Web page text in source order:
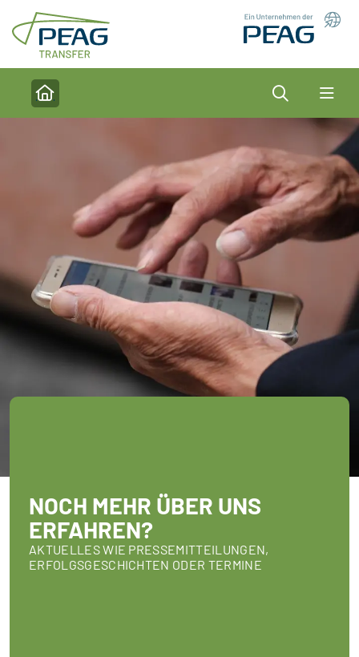
Direkt zu den Inhalten springen
Home
Suche
NOCH MEHR ÜBER UNS
ERFAHREN?
AKTUELLES WIE PRESSEMITTEILUNGEN,
ERFOLGSGESCHICHTEN ODER TERMINE